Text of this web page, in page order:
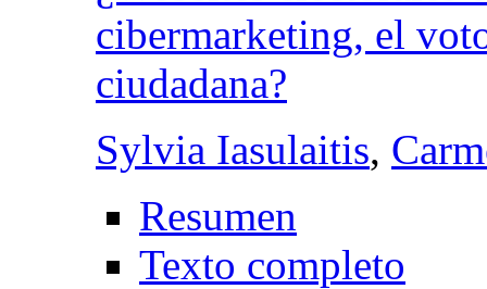
cibermarketing, el
ciudadana?
Sylvia Iasulaitis,
Resumen
Texto completo